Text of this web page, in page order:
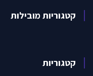
קטגוריות מובילות
קטגוריות